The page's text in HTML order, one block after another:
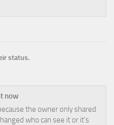
status.
now
the owner only shared
who can see it or it's